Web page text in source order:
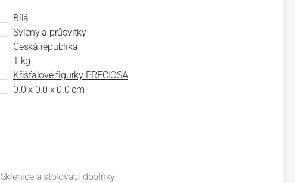
Bílá
Svícny a průsvitky
Česká republika
1 kg
Křišťálové figurky PRECIOSA
0.0 x 0.0 x 0.0 cm
Sklenice a stolovací doplňky